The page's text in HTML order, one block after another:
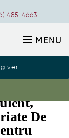
485-4663
MENU
De